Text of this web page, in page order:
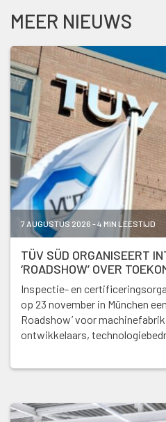
MEER NIEUWS
7 AUGUSTUS 2026 - 4 MIN LEESTIJD
TÜV SÜD ORGANISEERT
‘ROADSHOW’ OVER
Inspectie- en
op 23 november in München
Roadshow’ voor
ontwikkelaars,